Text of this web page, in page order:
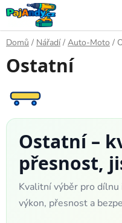
Přejít
na
obsah
Domů / Nářadí / Auto-Moto /
Ostatní
Ostatní –
přesnost,
Kvalitní výběr pro dílnu
výkon, přesnost a